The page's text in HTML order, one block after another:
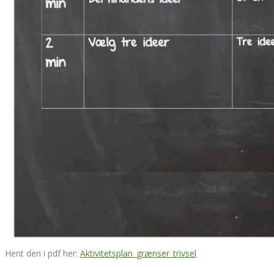
Hent den i pdf her: Aktivitetsplan_grænser_trivsel